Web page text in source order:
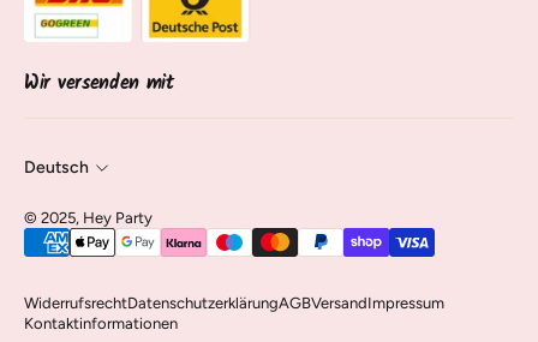
Über uns
Kontakt & Service
Sendung verfolgen
Vertrag widerrufen
Wir versenden mit
Deutsch
©️ 2025, Hey Party
WiderrufsrechtDatenschutzerklärungAGBVersandImpressum
Kontaktinformationen